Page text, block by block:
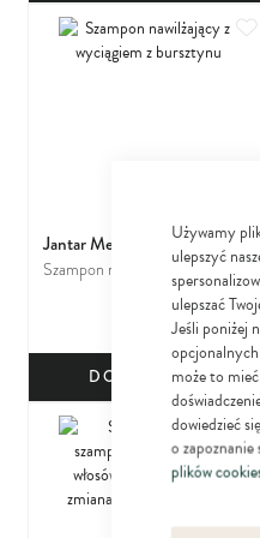
Używamy
ulepszyć
ulepszać
Jeśli poniżej
może to
dowiedzieć
o zapoznanie
plików
Jantar Medica
Szampon nawilżający z
wyciągiem z bursztynu
DO KOSZYKA